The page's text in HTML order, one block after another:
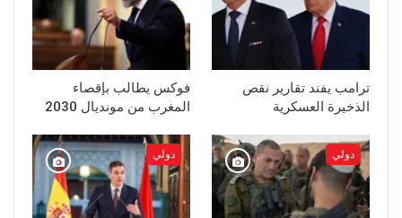
ترامب يفند تقارير نقص
الذخيرة العسكرية
فوكس يطالب بإقصاء
المغرب من مونديال 2030
دولي دولي